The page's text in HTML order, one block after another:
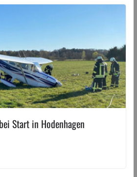
Start in Hodenhagen